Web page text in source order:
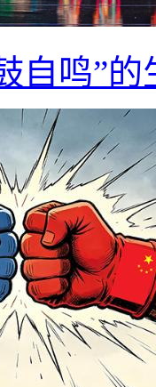
自鸣”